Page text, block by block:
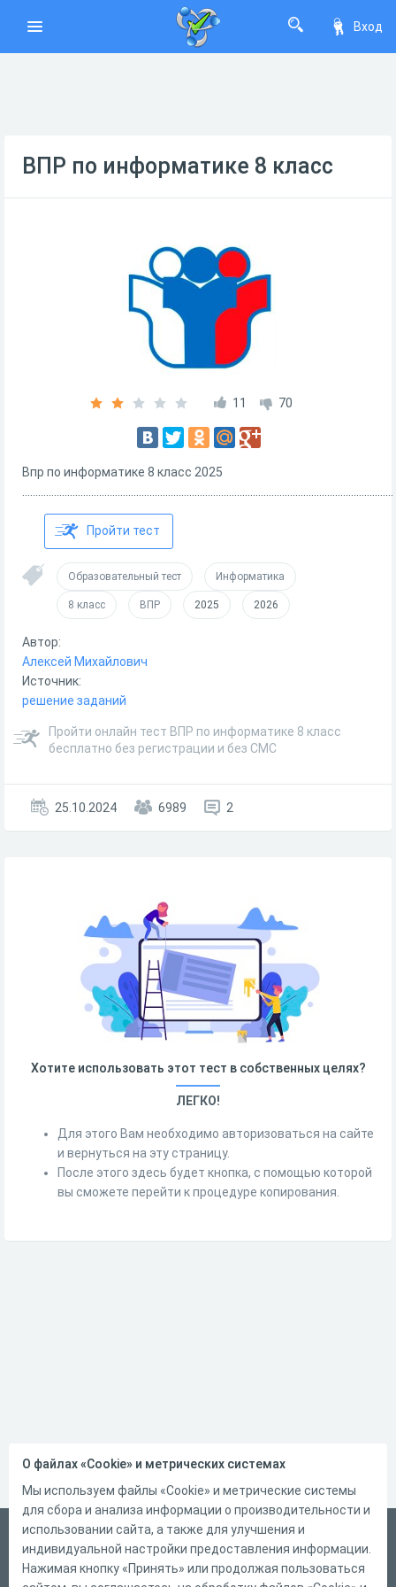
Вход
ВПР по информатике 8 класс
11 70
Впр по информатике 8 класс 2025
Пройти тест
Образовательный тест Информатика
8 класс ВПР 2025 2026
Автор:
Алексей Михайлович
Источник:
решение заданий
Пройти онлайн тест ВПР по информатике 8 класс
бесплатно без регистрации и без СМС
25.10.2024 6989 2
Хотите использовать этот тест в собственных целях?
ЛЕГКО!
Для этого Вам необходимо авторизоваться на сайте
и вернуться на эту страницу.
После этого здесь будет кнопка, с помощью которой
вы сможете перейти к процедуре копирования.
Русский
Справка
О файлах «Cookie» и метрических системах
Мы используем файлы «Cookie» и метрические системы
для сбора и анализа информации о производительности и
использовании сайта, а также для улучшения и
индивидуальной настройки предоставления информации.
Нажимая кнопку «Принять» или продолжая пользоваться